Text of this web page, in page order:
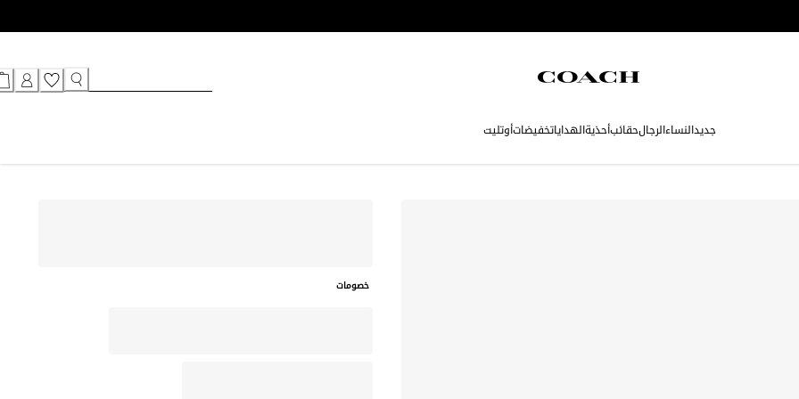
جديدالنساءالرجالحقائبأحذيةالهداياتخفيضاتأوتليت
خصومات